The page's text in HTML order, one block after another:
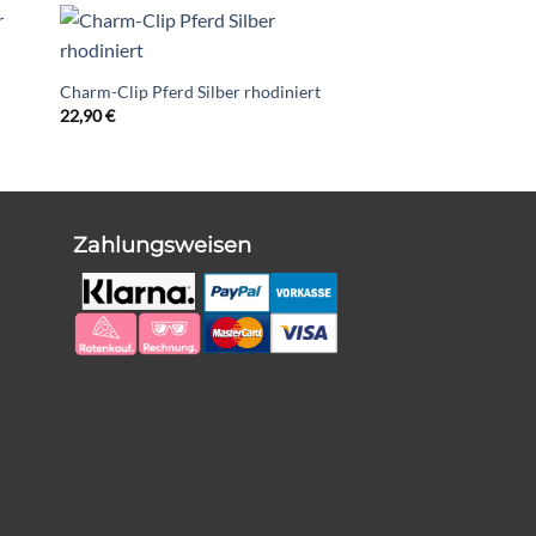
Charm-Clip Pferd Silber rhodiniert
22,90€
Zahlungsweisen